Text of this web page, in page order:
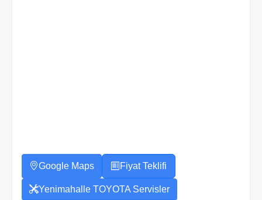
Google Maps Fiyat Teklifi
Yenimahalle TOYOTA Servisler